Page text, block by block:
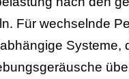
Für wechselnde
Systeme,